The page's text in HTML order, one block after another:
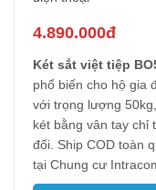
4.890.000đ
Két sắt việt tiệp
phổ biến cho hộ gia
với trọng lượng
két bằng vân tay chỉ
đối. Ship COD toàn
tại Chung cư